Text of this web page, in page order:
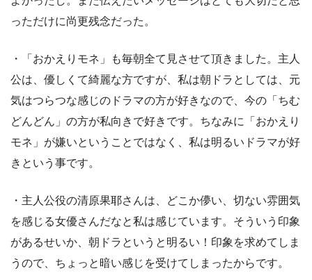
っただけに尚更残念だった。
・「おかえりモネ」も毎朝全て見させて頂きました。主人
公は、優しくて綺麗な方ですが、私は朝ドラとしては、元
気はつらつな感じのドラマの方が好きなので、今の「ちむ
どんどん」の方が私向きで好きです。ちなみに「おかえり
モネ」が嫌いということではなく、私は明るいドラマが好
きという事です。
・主人公役の清原果耶さんは、どこか儚い、切ない雰囲気
を感じる女優さんだなと私は感じています。そういう印象
があるせいか、朝ドラというと明るい！印象を求めてしま
うので、ちょっと暗い感じを受けてしまったからです。